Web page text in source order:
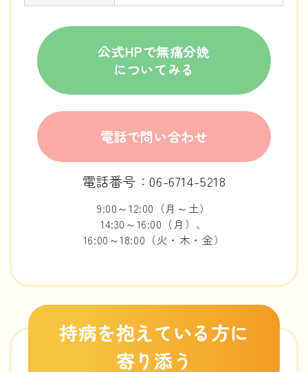
公式HPで無痛分娩
についてみる
電話で問い合わせ
電話番号：06-6714-5218
9:00～12:00（月～土）
14:30～16:00（月）、
16:00～18:00（火・木・金）
持病を抱えている方に
寄り添う